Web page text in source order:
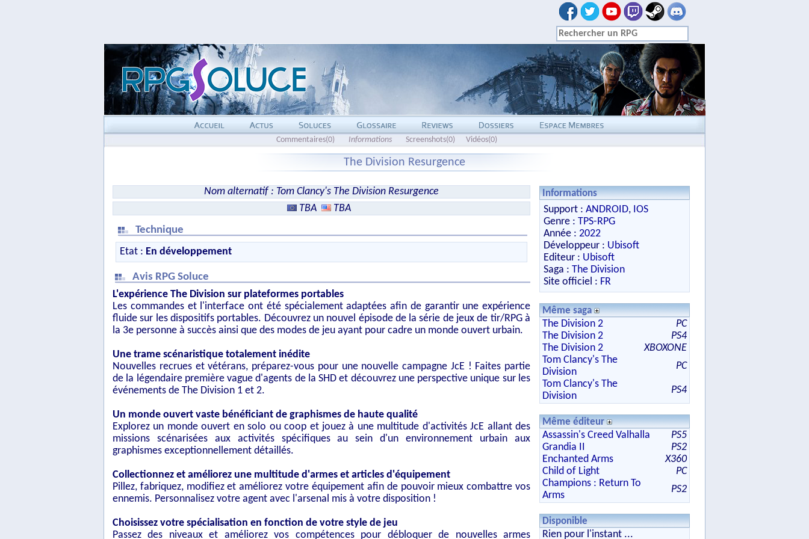
Commentaires(0) Informations Screenshots(0) Vidéos(0)
The Division Resurgence
Nom alternatif : Tom Clancy's The Division Resurgence
TBA
TBA
Technique
Etat : En développement
Avis RPG Soluce
L'expérience The Division sur plateformes portables
Les commandes et l'interface ont été spécialement adaptées afin de garantir une expérience
fluide sur les dispositifs portables. Découvrez un nouvel épisode de la série de jeux de tir/RPG à
la 3e personne à succès ainsi que des modes de jeu ayant pour cadre un monde ouvert urbain.
Une trame scénaristique totalement inédite
Nouvelles recrues et vétérans, préparez-vous pour une nouvelle campagne JcE ! Faites partie
de la légendaire première vague d'agents de la SHD et découvrez une perspective unique sur les
événements de The Division 1 et 2.
Un monde ouvert vaste bénéficiant de graphismes de haute qualité
Explorez un monde ouvert en solo ou coop et jouez à une multitude d'activités JcE allant des
missions scénarisées aux activités spécifiques au sein d'un environnement urbain aux
graphismes exceptionnellement détaillés.
Collectionnez et améliorez une multitude d'armes et articles d'équipement
Pillez, fabriquez, modifiez et améliorez votre équipement afin de pouvoir mieux combattre vos
ennemis. Personnalisez votre agent avec l'arsenal mis à votre disposition !
Choisissez votre spécialisation en fonction de votre style de jeu
Passez des niveaux et améliorez vos compétences pour débloquer de nouvelles armes
Informations
Support : ANDROID, IOS
Genre : TPS-RPG
Année : 2022
Développeur : Ubisoft
Editeur : Ubisoft
Saga : The Division
Site officiel : FR
Même saga
The Division 2
PC
The Division 2
PS4
The Division 2
XBOXONE
Tom Clancy's The
Division
PC
Tom Clancy's The
Division
PS4
Même éditeur
Assassin's Creed Valhalla
PS5
Grandia II
PS2
Enchanted Arms
X360
Child of Light
PC
Champions : Return To
Arms
PS2
Disponible
Rien pour l'instant ...